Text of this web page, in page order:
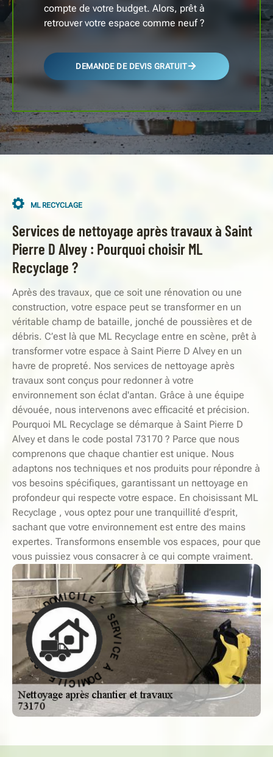
compte de votre budget. Alors, prêt à
retrouver votre espace comme neuf ?
DEMANDE DE DEVIS GRATUIT
ML RECYCLAGE
Services de nettoyage après travaux à Saint
Pierre D Alvey : Pourquoi choisir ML
Recyclage ?
Après des travaux, que ce soit une rénovation ou une
construction, votre espace peut se transformer en un
véritable champ de bataille, jonché de poussières et de
débris. C’est là que ML Recyclage entre en scène, prêt à
transformer votre espace à Saint Pierre D Alvey en un
havre de propreté. Nos services de nettoyage après
travaux sont conçus pour redonner à votre
environnement son éclat d'antan. Grâce à une équipe
dévouée, nous intervenons avec efficacité et précision.
Pourquoi ML Recyclage se démarque à Saint Pierre D
Alvey et dans le code postal 73170 ? Parce que nous
comprenons que chaque chantier est unique. Nous
adaptons nos techniques et nos produits pour répondre à
vos besoins spécifiques, garantissant un nettoyage en
profondeur qui respecte votre espace. En choisissant ML
Recyclage , vous optez pour une tranquillité d’esprit,
sachant que votre environnement est entre des mains
expertes. Transformons ensemble vos espaces, pour que
vous puissiez vous consacrer à ce qui compte vraiment.
S
E
R
V
I
C
E
D
O
M
ICILE - SER
V
I
C
E
À
D
O
M
I
C
I
L
E
-